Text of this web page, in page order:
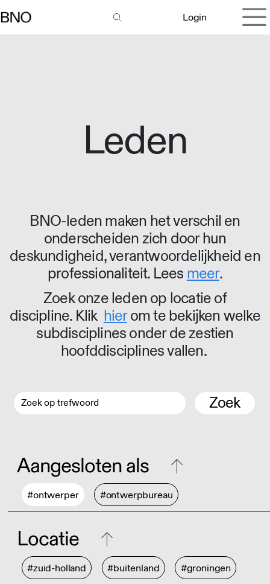
Login
Leden
BNO-leden maken het verschil en
onderscheiden zich door hun
deskundigheid, verantwoordelijkheid en
professionaliteit. Lees meer.
Zoek onze leden op locatie of
discipline. Klik hierom te bekijken welke
subdisciplines onder de zestien
hoofddisciplines vallen.
Zoek
Aangesloten als
#ontwerper #ontwerpbureau
Locatie
#zuid-holland #buitenland #groningen